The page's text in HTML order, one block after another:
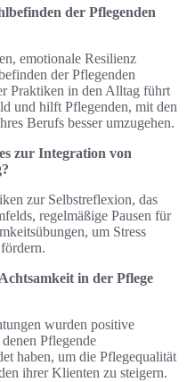
der Pflegenden
emotionale Resilienz
der Pflegenden
Praktiken in den Alltag führt
und hilft Pflegenden, mit den
Berufs besser umzugehen.
zur Integration von
zur Selbstreflexion, das
regelmäßige Pausen für
um Stress
in der Pflege
wurden positive
Pflegende
haben, um die Pflegequalität
ihrer Klienten zu steigern.